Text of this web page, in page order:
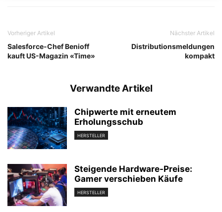
Vorheriger Artikel
Salesforce-Chef Benioff
kauft US-Magazin «Time»
Nächster Artikel
Distributionsmeldungen
kompakt
Verwandte Artikel
Chipwerte mit erneutem
Erholungsschub
HERSTELLER
Steigende Hardware-Preise:
Gamer verschieben Käufe
HERSTELLER